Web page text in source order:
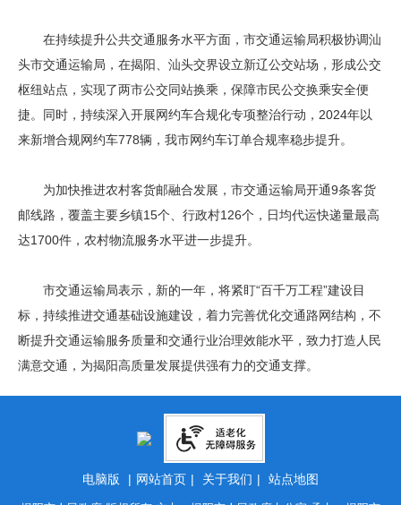
在持续提升公共交通服务水平方面，市交通运输局积极协调汕
头市交通运输局，在揭阳、汕头交界设立新辽公交站场，形成公交
枢纽站点，实现了两市公交同站换乘，保障市民公交换乘安全便
捷。同时，持续深入开展网约车合规化专项整治行动，2024年以
来新增合规网约车778辆，我市网约车订单合规率稳步提升。
为加快推进农村客货邮融合发展，市交通运输局开通9条客货
邮线路，覆盖主要乡镇15个、行政村126个，日均代运快递量最高
达1700件，农村物流服务水平进一步提升。
市交通运输局表示，新的一年，将紧盯“百千万工程”建设目
标，持续推进交通基础设施建设，着力完善优化交通路网结构，不
断提升交通运输服务质量和交通行业治理效能水平，致力打造人民
满意交通，为揭阳高质量发展提供强有力的交通支撑。
电脑版 | 网站首页 | 关于我们 | 站点地图